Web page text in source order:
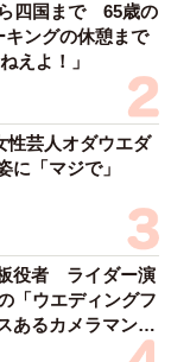
四国まで 65歳の
ングの休憩まで
えよ！」
性芸人オダウエダ
「マジで」
役者 ライダー演
「ウエディングフ
あるカメラマン求